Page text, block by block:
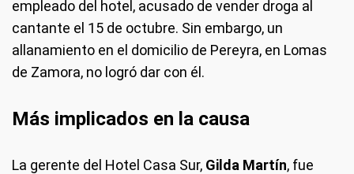
empleado del hotel, acusado de vender droga al
cantante el 15 de octubre. Sin embargo, un
allanamiento en el domicilio de Pereyra, en Lomas
de Zamora, no logró dar con él.
Más implicados en la causa
La gerente del Hotel Casa Sur, Gilda Martín, fue